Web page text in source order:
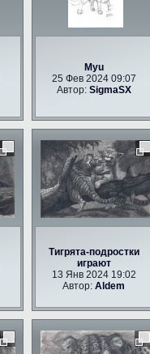
Myu
25 Фев 2024 09:07
Автор: SigmaSX
Тигрята-подростки
играют
13 Янв 2024 19:02
Автор:Aldem